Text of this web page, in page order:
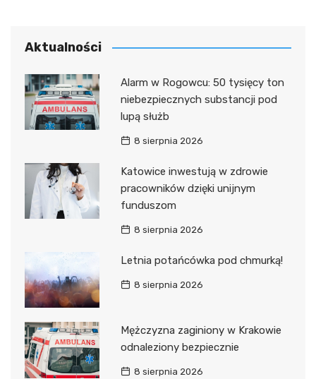
Aktualności
Alarm w Rogowcu: 50 tysięcy ton
niebezpiecznych substancji pod
lupą służb
8 sierpnia 2026
Katowice inwestują w zdrowie
pracowników dzięki unijnym
funduszom
8 sierpnia 2026
Letnia potańcówka pod chmurką!
8 sierpnia 2026
Mężczyzna zaginiony w Krakowie
odnaleziony bezpiecznie
8 sierpnia 2026